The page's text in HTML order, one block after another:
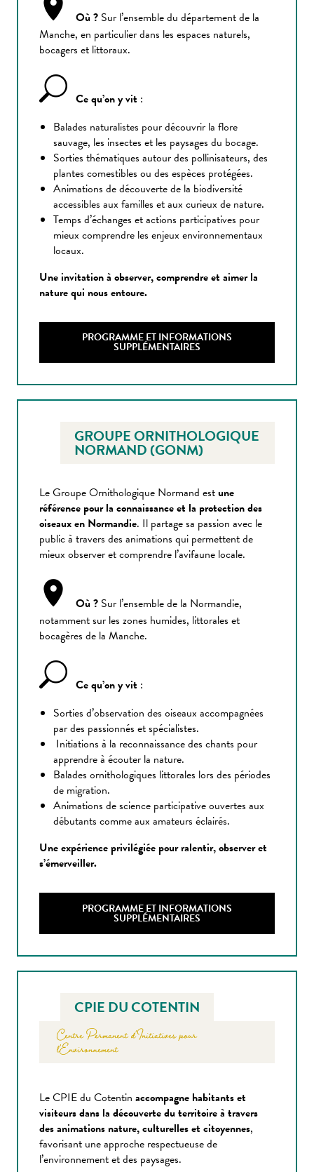
Où ? Sur l’ensemble du département de la
Manche, en particulier dans les espaces naturels,
bocagers et littoraux.
Ce qu’on y vit :
Balades naturalistes pour découvrir la flore
sauvage, les insectes et les paysages du bocage.
Sorties thématiques autour des pollinisateurs, des
plantes comestibles ou des espèces protégées.
Animations de découverte de la biodiversité
accessibles aux familles et aux curieux de nature.
Temps d’échanges et actions participatives pour
mieux comprendre les enjeux environnementaux
locaux.
Une invitation à observer, comprendre et aimer la
nature qui nous entoure.
PROGRAMME ET INFORMATIONS
SUPPLÉMENTAIRES
GROUPE ORNITHOLOGIQUE
NORMAND (GONM)
Le Groupe Ornithologique Normand estune
référence pour la connaissance et la protection des
oiseaux en Normandie. Il partage sa passion avec le
public à travers des animations qui permettent de
mieux observer et comprendre l’avifaune locale.
Où ? Sur l’ensemble de la Normandie,
notamment sur les zones humides, littorales et
bocagères de la Manche.
Ce qu’on y vit :
Sorties d’observation des oiseaux accompagnées
par des passionnés et spécialistes.
Initiations à la reconnaissance des chants pour
apprendre à écouter la nature.
Balades ornithologiques littorales lors des périodes
de migration.
Animations de science participative ouvertes aux
débutants comme aux amateurs éclairés.
Une expérience privilégiée pour ralentir, observer et
s’émerveiller.
PROGRAMME ET INFORMATIONS
SUPPLÉMENTAIRES
CPIE DU COTENTIN
Centre Permanent d’Initiatives pour
l’Environnement
Le CPIE du Cotentin accompagne habitants et
visiteurs dans la découverte du territoire à travers
des animations nature, culturelles et citoyennes,
favorisant une approche respectueuse de
l’environnement et des paysages.